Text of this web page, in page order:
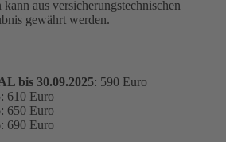
aus versicherungstechnischen
gewährt werden.
bis 30.09.2025: 590 Euro
610 Euro
650 Euro
690 Euro